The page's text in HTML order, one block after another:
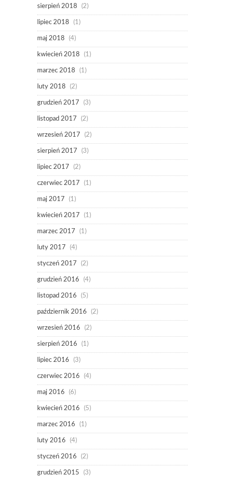
sierpień 2018 (2)
lipiec 2018 (1)
maj 2018 (4)
kwiecień 2018 (1)
marzec 2018 (1)
luty 2018 (2)
grudzień 2017 (3)
listopad 2017 (2)
wrzesień 2017 (2)
sierpień 2017 (3)
lipiec 2017 (2)
czerwiec 2017 (1)
maj 2017 (1)
kwiecień 2017 (1)
marzec 2017 (1)
luty 2017 (4)
styczeń 2017 (2)
grudzień 2016 (4)
listopad 2016 (5)
październik 2016 (2)
wrzesień 2016 (2)
sierpień 2016 (1)
lipiec 2016 (3)
czerwiec 2016 (4)
maj 2016 (6)
kwiecień 2016 (5)
marzec 2016 (1)
luty 2016 (4)
styczeń 2016 (2)
grudzień 2015 (3)